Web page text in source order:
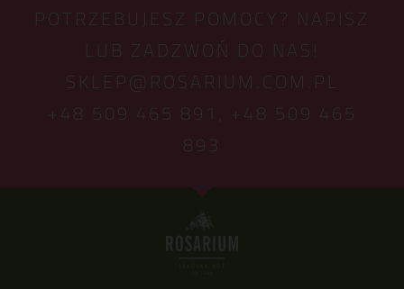
POTRZEBUJESZ POMOCY? NAPISZ
LUB ZADZWOŃ DO NAS!
SKLEP@ROSARIUM.COM.PL
+48 509 465 891,
+48 509 465
893